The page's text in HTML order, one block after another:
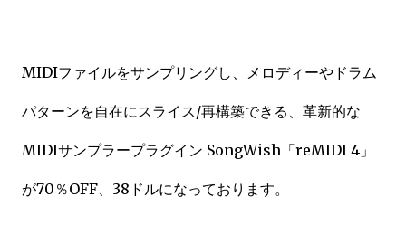
MIDIファイルをサンプリングし、メロディーやドラム
パターンを自在にスライス/再構築できる、革新的な
MIDIサンプラープラグイン SongWish「reMIDI 4」
が70％OFF、38ドルになっております。